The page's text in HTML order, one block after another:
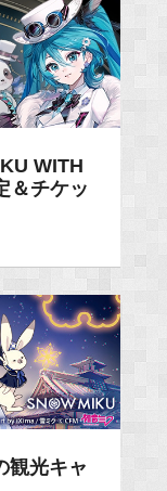
WITH
＆チケッ
観光キャ